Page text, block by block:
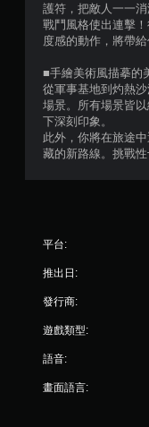
護符，把敵人一一
戰鬥風格使出連擊
度感的動作，將帶
■手繪美術風描摹的
從軍事基地到灼熱
場景。所有場景皆
下深刻印象。
此外，你將在旅途
藏的新路線。挑戰
平台:
推出日:
發行商:
遊戲類型:
語音:
畫面語言: